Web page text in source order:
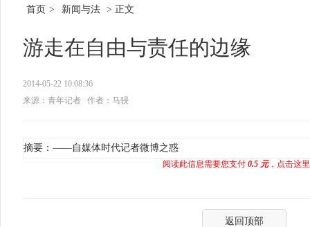
首页 > 新闻与法 > 正文
游走在自由与责任的边缘
2014-05-22 10:08:36
来源：青年记者
作者：马骎
摘要：——自媒体时代记者微博之惑
阅读此信息需要您支付 0.5 元，点击这
返回顶部